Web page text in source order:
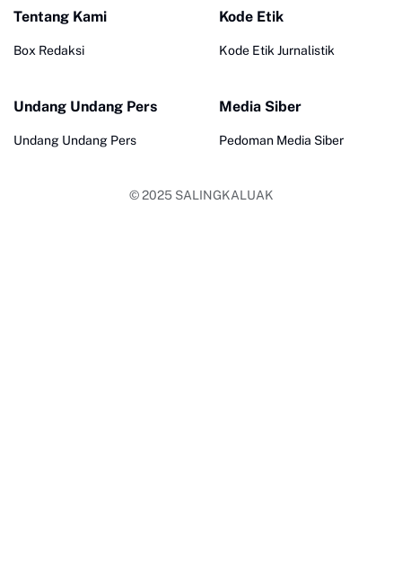
Tentang Kami
Box Redaksi
Kode Etik
Kode Etik Jurnalistik
Undang Undang Pers
Undang Undang Pers
Media Siber
Pedoman Media Siber
© 2025 SALINGKALUAK